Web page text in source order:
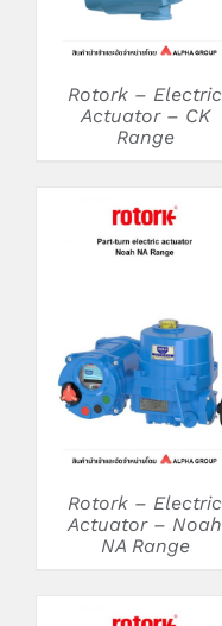
Rotork – Electric
Actuator – CK
Range
DETAILS
Rotork – Electric
Actuator – Noah
NA Range